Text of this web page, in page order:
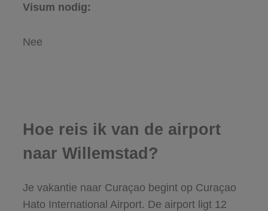
Visum nodig:
Nee
Hoe reis ik van de airport
naar Willemstad?
Je vakantie naar Curaçao begint op Curaçao
Hato International Airport. De airport ligt 12